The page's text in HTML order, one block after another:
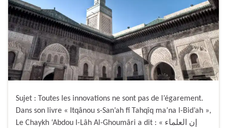
Sujet : Toutes les innovations ne sont pas de l’égarement.
Dans son livre « Itqânou s-San’ah fî Tahqîq ma’na l-Bid’ah »,
Le Chaykh ‘Abdou l-Lâh Al-Ghoumâri a dit : « إن العلماء